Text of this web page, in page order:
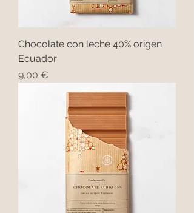
Chocolate con leche 40% origen
Ecuador
Precio
9,00 €